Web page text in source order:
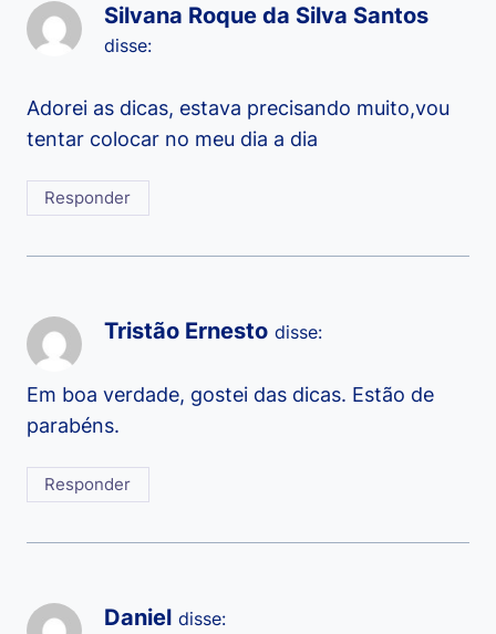
Silvana Roque da Silva Santos
disse:
Adorei as dicas, estava precisando muito,vou
tentar colocar no meu dia a dia
Responder
Tristão Ernesto disse:
Em boa verdade, gostei das dicas. Estão de
parabéns.
Responder
Daniel disse: